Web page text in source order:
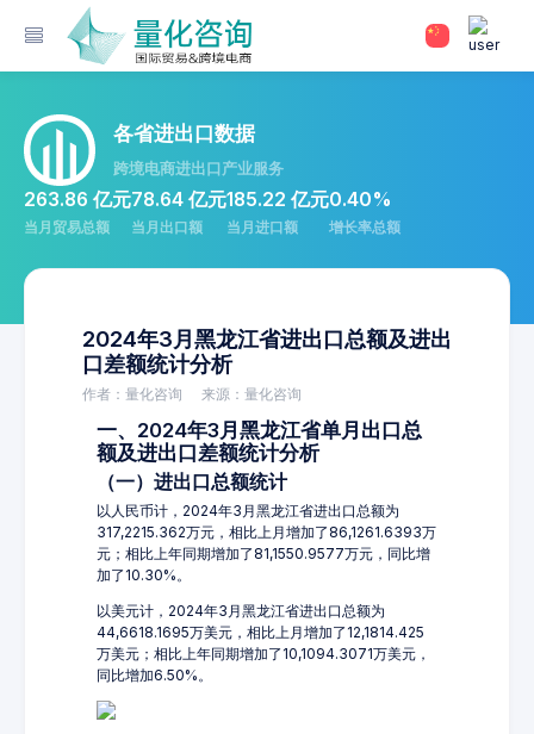
各省进出口数据
跨境电商进出口产业服务
263.86 亿元
当月贸易总额
78.64 亿元
当月出口额
185.22 亿元
当月进口额
0.40%
增长率总额
2024年3月黑龙江省进出口总额及进出
口差额统计分析
作者：量化咨询 来源：量化咨询
一、2024年3月黑龙江省单月出口总
额及进出口差额统计分析
（一）进出口总额统计
以人民币计，2024年3月黑龙江省进出口总额为
317,2215.362万元，相比上月增加了86,1261.6393万
元；相比上年同期增加了81,1550.9577万元，同比增
加了10.30%。
以美元计，2024年3月黑龙江省进出口总额为
44,6618.1695万美元，相比上月增加了12,1814.425
万美元；相比上年同期增加了10,1094.3071万美元，
同比增加6.50%。